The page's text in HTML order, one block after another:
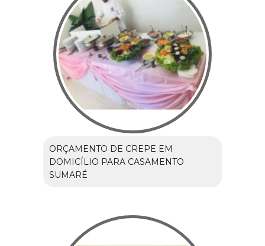
ORÇAMENTO DE CREPE EM
DOMICÍLIO PARA CASAMENTO
SUMARÉ